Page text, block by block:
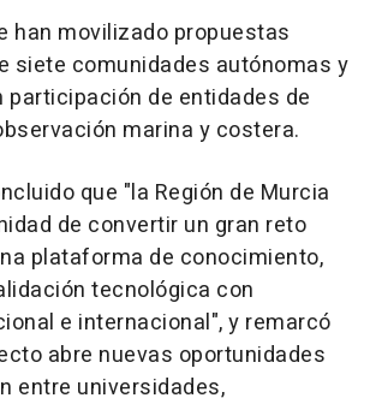
han movilizado propuestas
siete comunidades autónomas y
participación de entidades de
marina y costera.
que "la Región de Murcia
de convertir un gran reto
plataforma de conocimiento,
tecnológica con
e internacional", y remarcó
abre nuevas oportunidades
entre universidades,